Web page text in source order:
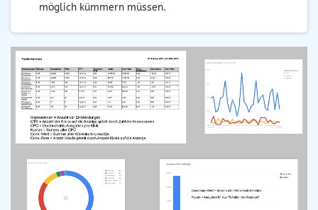
möglich kümmern müssen.